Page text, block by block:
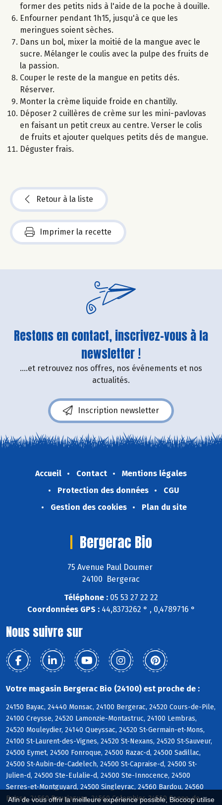
Afin de vous offrir la meilleure expérience possible, Biocoop utilise
former des petits nids à l'aide de la poche à douille.
Enfourner pendant 1h15, jusqu'à ce que les
meringues soient sèches.
Dans un bol, mixer la moitié de la mangue avec le
sucre. Mélanger le coulis avec la pulpe des fruits de
la passion.
Couper le reste de la mangue en petits dés.
Réserver.
Monter la crème liquide froide en chantilly.
Déposer 2 cuillères de crème sur les mini-pavlovas
en faisant un petit creux au centre. Verser le colis
de fruits et ajouter quelques petits dés de mangue.
Déguster frais.
Retour à la liste
Imprimer la recette
Restons en contact, inscrivez-vous à la
newsletter !
....et retrouvez nos offres, nos événements et nos
actualités.
Inscription newsletter
Accueil Contact
Mentions légales
Protection des données
CGU
Gestion des cookies
Plan du site
Bergerac Bio
75 Avenue Paul Doumer
24100 Bergerac
Téléphone : 05 53 27 22 22
Coordonnées GPS :44,8373262 ° , 0,4789716 °
Nous suivre sur
Votre magasin Bergerac Bio (24100) est proche de :
24150 Bayac, 24440 Monsac, 24100 Bergerac, 24520 Cours-de-Pile,
24100 Creysse, 24520 Lamonzie-Montastruc, 24100 Lembras,
24520 Mouleydier, 24140 Queyssac, 24520 St-Germain-et-Mons,
24100 St-Laurent-des-Vignes, 24520 St-Nexans, 24520 St-Sauveur,
24500 Eymet, 24500 Fonroque, 24500 Razac-d, 24500 Sadillac,
24500 St-Aubin-de-Cadelech, 24500 St-Capraise-d, 24500 St-
Julien-d, 24500 Ste-Eulalie-d, 24500 Ste-Innocence, 24500
Serres-et-Montguyard, 24500 Singleyrac, 24560 Bardou, 24560
Boisse, 24560 Bouniagues, 24560 Colombier, 24560 Conne-de-